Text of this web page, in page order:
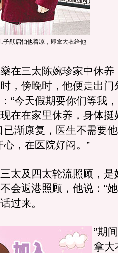
子猷启怕他着凉，即拿大衣给他
三太陈婉珍家中休养
，傍晚时，他便走出门
“今天假期要你们等我
在在家里休养，身体挺
已渐康复，医生不需要
，在医院好闷。”
及四太轮流照顾，是
会返港照顾，他说：“
过来。
”期
拿大